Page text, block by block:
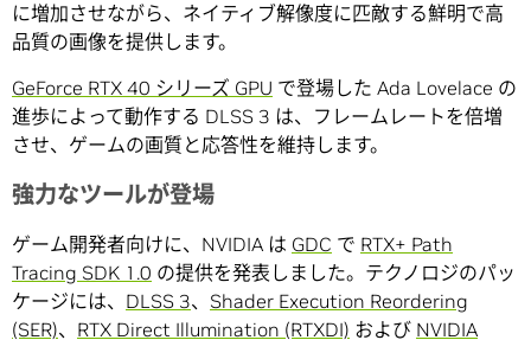
に増加させながら、ネイティブ解像度に匹敵する鮮明で高
品質の画像を提供します。
GeForce RTX 40 シリーズ GPU で登場した Ada Lovelace の
進歩によって動作する DLSS 3 は、フレームレートを倍増
させ、ゲームの画質と応答性を維持します。
強力なツールが登場
ゲーム開発者向けに、NVIDIA は GDC で RTX+ Path
Tracing SDK 1.0 の提供を発表しました。テクノロジのパッ
ケージには、 DLSS 3、 Shader Execution Reordering
(SER)、 RTX Direct Illumination (RTXDI) および NVIDIA